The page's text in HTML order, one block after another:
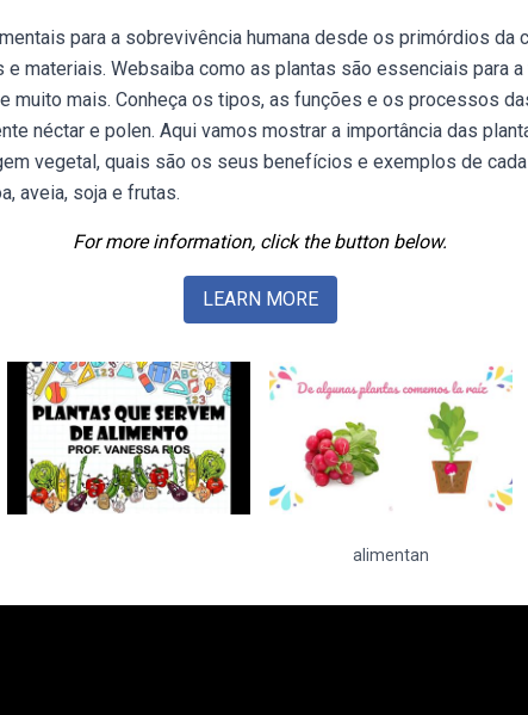
para a sobrevivência humana desde os primórdios da
materiais. Websaiba como as plantas são essenciais para a
muito mais. Conheça os tipos, as funções e os processos
néctar e polen. Aqui vamos mostrar a importância das
vegetal, quais são os seus benefícios e exemplos de
aveia, soja e frutas.
For more information, click the button below.
LEARN MORE
alimentan